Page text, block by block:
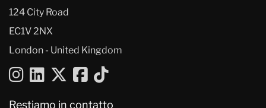
124 City Road
EC1V 2NX
London - United Kingdom
Restiamo in contatto